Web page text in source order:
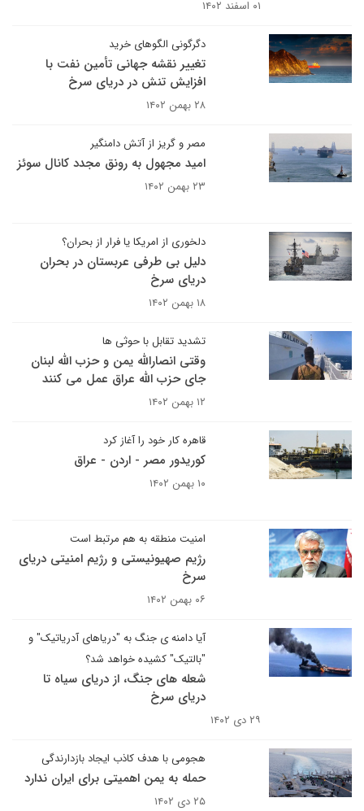
۰۱ اسفند ۱۴۰۲
دگرگونی الگوهای خرید
تغییر نقشه جهانی تأمین نفت با
افزایش تنش در دریای سرخ
۲۸ بهمن ۱۴۰۲
مصر و گریز از آتش دامنگیر
امید مجهول به رونق مجدد کانال سوئز
۲۳ بهمن ۱۴۰۲
دلخوری از امریکا یا فرار از بحران؟
دلیل بی طرفی عربستان در بحران
دریای سرخ
۱۸ بهمن ۱۴۰۲
تشدید تقابل با حوثی ها
وقتی انصارالله یمن و حزب الله لبنان
جای حزب الله عراق عمل می کنند
۱۲ بهمن ۱۴۰۲
قاهره کار خود را آغاز کرد
کوریدور مصر - اردن - عراق
۱۰ بهمن ۱۴۰۲
امنیت منطقه به هم مرتبط است
رژیم صهیونیستی و رژیم امنیتی دریای
سرخ
۰۶ بهمن ۱۴۰۲
آیا دامنه ی جنگ به "دریاهای آدریاتیک" و
"بالتیک" کشیده خواهد شد؟
شعله های جنگ، از دریای سیاه تا
دریای سرخ
۲۹ دی ۱۴۰۲
هجومی با هدف کاذب ایجاد بازدارندگی
حمله به یمن اهمیتی برای ایران ندارد
۲۵ دی ۱۴۰۲